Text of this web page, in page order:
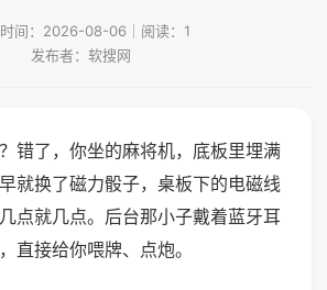
间：2026-08-06｜阅读：1
发布者：软搜网
错了，你坐的麻将机，底板里埋满
就换了磁力骰子，桌板下的电磁线
点就几点。后台那小子戴着蓝牙耳
直接给你喂牌、点炮。